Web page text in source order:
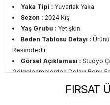
Yaka Tipi : Yuvarlak Yaka
Sezon : 2024 Kış
Yaş Grubu : Yetişkin
Beden Tablosu Detayı :
Resimdedir.
Görsel Açıklaması : Stüdyo
Gölgelenmelerden Dolayı Renk
FIRSAT